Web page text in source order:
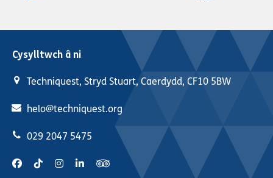
Cysylltwch â ni
Techniquest, Stryd Stuart, Caerdydd, CF10 5BW
helo@techniquest.org
029 2047 5475